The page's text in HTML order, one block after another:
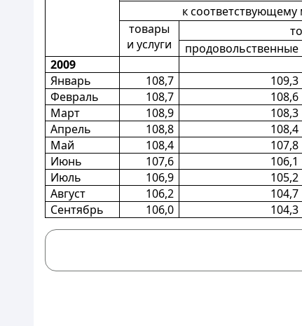
к
товары
и услуги
продовольственные
2009
Январь
108,7 109,3
Февраль
108,7 108,6
Март
108,9 108,3
Апрель
108,8 108,4
Май
108,4 107,8
Июнь
107,6 106,1
Июль
106,9 105,2
Август
106,2 104,7
Сентябрь
106,0 104,3